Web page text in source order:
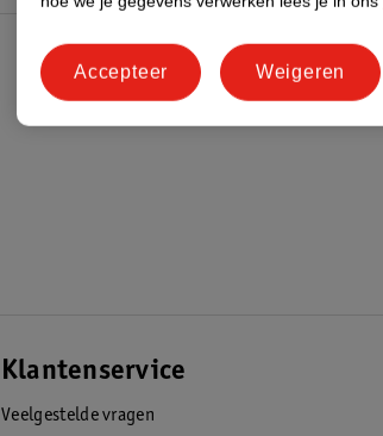
Klantenservice
Veelgestelde vragen
Weigeren
Accepteer